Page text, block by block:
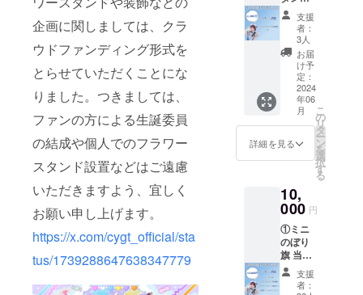
企画に関しましては、クラ
ウドファンディング形式を
とらせていただくことにな
りました。つきましては、
ファンの方による生誕委員
の結成や個人でのフラワー
スタンド設置などはご遠慮
いただきますよう、宜しく
お願い申し上げます。
https://x.com/cygt_official/sta
tus/1739288647638347779
名前
（ニッ
クネー
ム可）
を記載
くださ
い。 ※
ネーム
プレー
トのお
持ち帰
※お名前
クネー
ム可）
は、6文
字まで
お願い
いたし
ます。
※特殊文
への名
前掲載
（大）
当日会
場にあ
るフラ
ワース
タンド
に生誕
祭支援
者とし
てお名
前を掲
ていた
だきま
す。 備
考欄に
記載希
望のお
名前
（ニッ
支援
者：
3人
お届
け予
定：
2024
年06
月
詳細を見る
こ
の
リ
タ
ー
ン
を
選
択
す
る
10,
000 円
①ミニ
のぼり
旗 当日
の装飾
に使用
支援
者：